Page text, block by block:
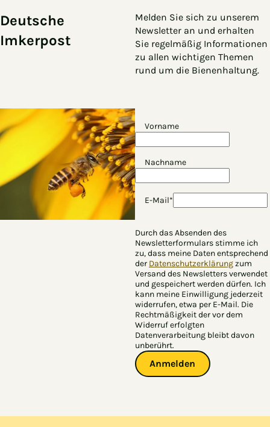
Deutsche
Imkerpost
Melden Sie sich zu unserem
Newsletter an und erhalten
Sie regelmäßig Informationen
zu allen wichtigen Themen
rund um die Bienenhaltung.
Vorname
Nachname
E-Mail*
Durch das Absenden des
Newsletterformulars stimme ich
zu, dass meine Daten entsprechend
der Datenschutzerklärungzum
Versand des Newsletters verwendet
und gespeichert werden dürfen. Ich
kann meine Einwilligung jederzeit
widerrufen, etwa per E-Mail. Die
Rechtmäßigkeit der vor dem
Widerruf erfolgten
Datenverarbeitung bleibt davon
unberührt.
Anmelden